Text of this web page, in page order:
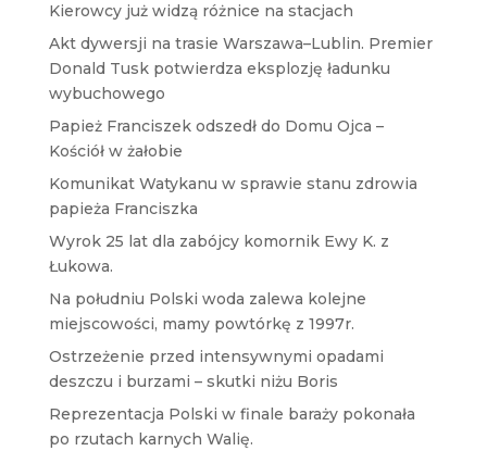
Kierowcy już widzą różnice na stacjach
Akt dywersji na trasie Warszawa–Lublin. Premier
Donald Tusk potwierdza eksplozję ładunku
wybuchowego
Papież Franciszek odszedł do Domu Ojca –
Kościół w żałobie
Komunikat Watykanu w sprawie stanu zdrowia
papieża Franciszka
Wyrok 25 lat dla zabójcy komornik Ewy K. z
Łukowa.
Na południu Polski woda zalewa kolejne
miejscowości, mamy powtórkę z 1997r.
Ostrzeżenie przed intensywnymi opadami
deszczu i burzami – skutki niżu Boris
Reprezentacja Polski w finale baraży pokonała
po rzutach karnych Walię.